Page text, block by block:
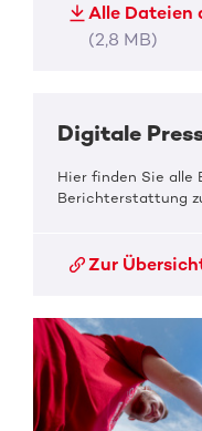
Alle Dateien
(2,8 MB)
Digitale
Hier finden Sie alle
Berichterstattung
Zur